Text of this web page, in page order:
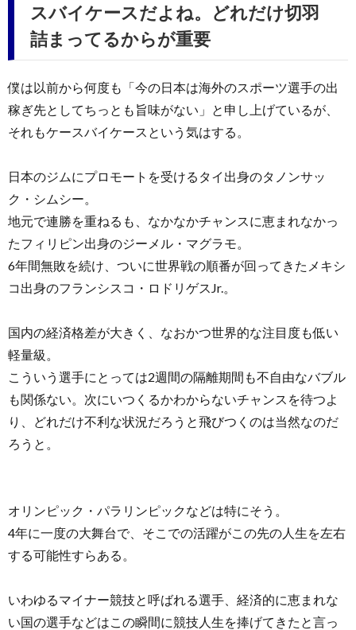
スバイケースだよね。どれだけ切羽
詰まってるからが重要
僕は以前から何度も「今の日本は海外のスポーツ選手の出
稼ぎ先としてちっとも旨味がない」と申し上げているが、
それもケースバイケースという気はする。
日本のジムにプロモートを受けるタイ出身のタノンサッ
ク・シムシー。
地元で連勝を重ねるも、なかなかチャンスに恵まれなかっ
たフィリピン出身のジーメル・マグラモ。
6年間無敗を続け、ついに世界戦の順番が回ってきたメキシ
コ出身のフランシスコ・ロドリゲスJr.。
国内の経済格差が大きく、なおかつ世界的な注目度も低い
軽量級。
こういう選手にとっては2週間の隔離期間も不自由なバブル
も関係ない。次にいつくるかわからないチャンスを待つよ
り、どれだけ不利な状況だろうと飛びつくのは当然なのだ
ろうと。
オリンピック・パラリンピックなどは特にそう。
4年に一度の大舞台で、そこでの活躍がこの先の人生を左右
する可能性すらある。
いわゆるマイナー競技と呼ばれる選手、経済的に恵まれな
い国の選手などはこの瞬間に競技人生を捧げてきたと言っ